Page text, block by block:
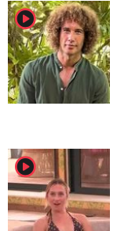
player2
player2